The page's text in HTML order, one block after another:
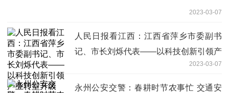
2023-03-07
人民日报看江西：江西省萍乡市委副书
记、市长刘烁代表——以科技创新引领产
2023-03-07
永州公安交警：春耕时节农事忙 交通安